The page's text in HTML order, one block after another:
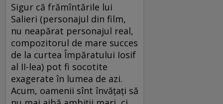
Sigur că frămîntările lui
Salieri (personajul din film,
nu neapărat personajul real,
compozitorul de mare succes
de la curtea Împăratului Iosif
al II-lea) pot fi socotite
exagerate în lumea de azi.
Acum, oamenii sînt învățați să